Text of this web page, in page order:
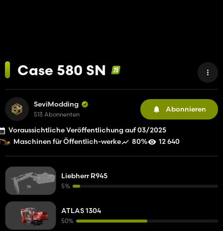
Case 580 SN
SeviModding
513 Abonnenten
Abonnieren
Voraussichtliche Veröffentlichung auf 03/2025
Maschinen für Öffentlich-werke
80% 12 640
Liebherr R945
5%
ATLAS 1304
50%